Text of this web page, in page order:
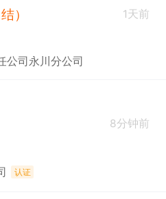
）
1天前
公司永川分公司
8分钟前
认证